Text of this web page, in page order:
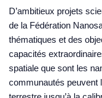
D’ambitieux projets
de la Fédération
thématiques et des
capacités
spatiale que sont les
communautés peuvent